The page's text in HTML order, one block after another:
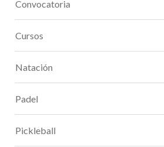
Convocatoria
Cursos
Natación
Padel
Pickleball